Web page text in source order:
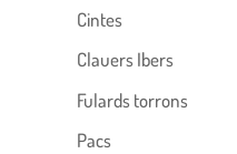
Cintes
Clauers Ibers
Fulards torrons
Pacs